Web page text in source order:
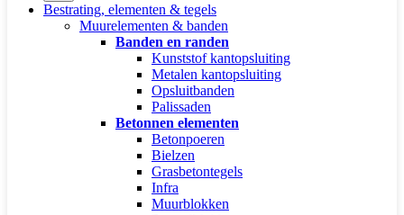
Bestrating, elementen & tegels
Muurelementen & banden
Banden en randen
Kunststof kantopsluiting
Metalen kantopsluiting
Opsluitbanden
Palissaden
Betonnen elementen
Betonpoeren
Bielzen
Grasbetontegels
Infra
Muurblokken